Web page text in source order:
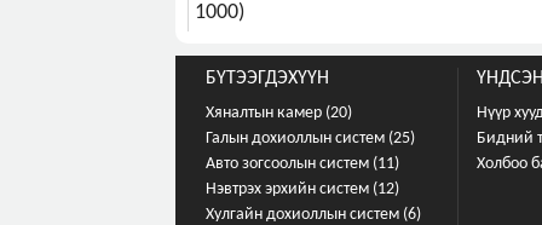
1000)
БҮТЭЭГДЭХҮҮН
Хяналтын камер (20)
Галын дохиоллын систем (25)
Авто зогсоолын систем (11)
Нэвтрэх эрхийн систем (12)
Хулгайн дохиоллын систем (6)
Нүүр
Бидний
Холбоо